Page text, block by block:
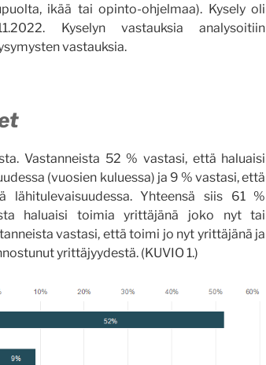
ikää tai opinto-ohjelmaa). Kysely oli
Kyselyn vastauksia analysoitiin
vastauksia.
Vastanneista 52 % vastasi, että haluaisi
(vuosien kuluessa) ja 9 % vastasi, että
lähitulevaisuudessa. Yhteensä siis 61 %
haluaisi toimia yrittäjänä joko nyt tai
vastasi, että toimi jo nyt yrittäjänä ja
yrittäjyydestä. (KUVIO 1.)